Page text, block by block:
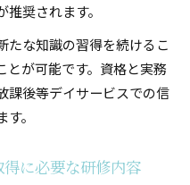
奨されます。
たな知識の習得を続けるこ
とが可能です。資格と実務
課後等デイサービスでの信
。
に必要な研修内容